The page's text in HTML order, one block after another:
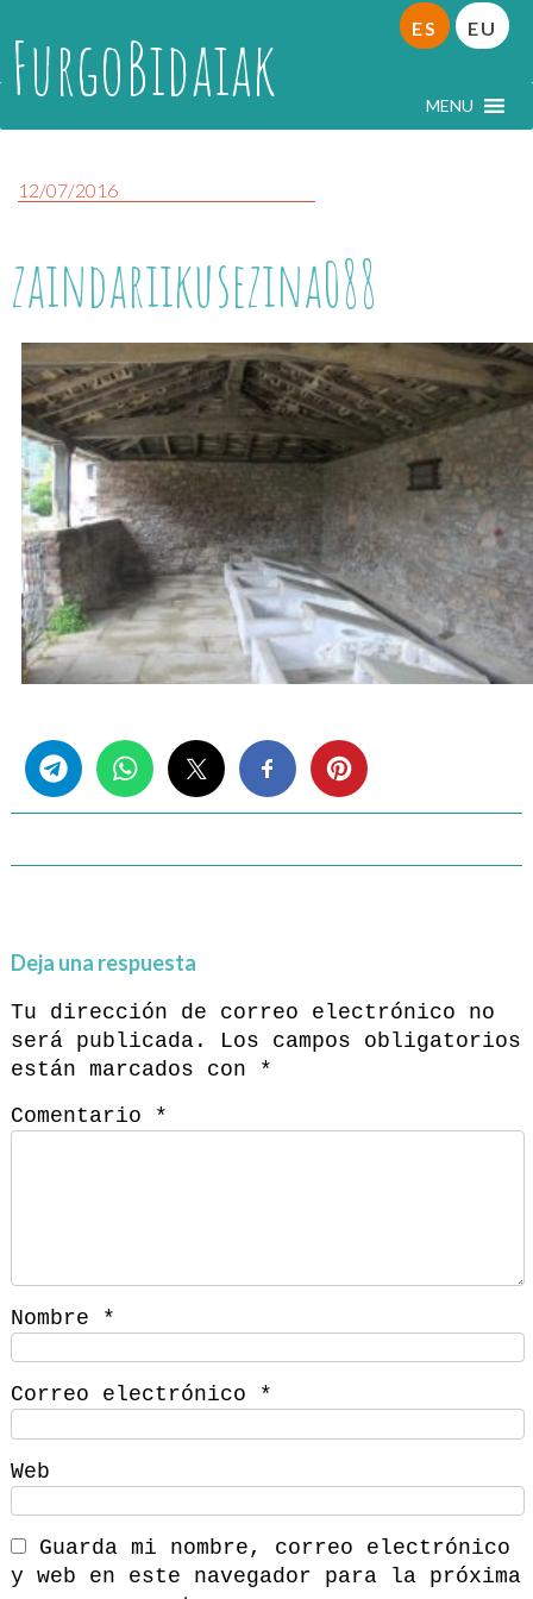
FurgoBidaiak MENU
ES EU
12/07/2016
zaindariikusezina088
Deja una respuesta
Tu dirección de correo electrónico no
será publicada.
Los campos obligatorios
están marcados con
*
Comentario
*
Nombre *
Correo electrónico *
Web
Guarda mi nombre, correo electrónico
y web en este navegador para la próxima